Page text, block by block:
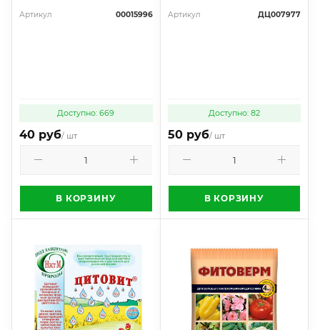
Артикул 00015996
Доступно: 669
40 руб/ шт
В КОРЗИНУ
Артикул ДЦ007977
Доступно: 82
50 руб/ шт
В КОРЗИНУ